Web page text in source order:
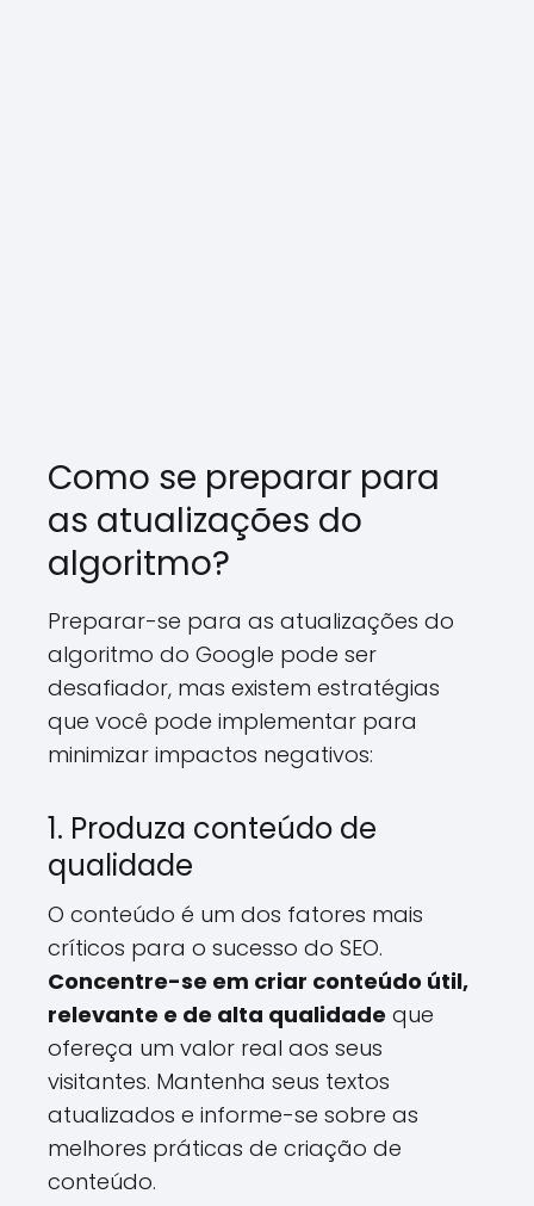
Como se preparar para
as atualizações do
algoritmo?
Preparar-se para as atualizações do
algoritmo do Google pode ser
desafiador, mas existem estratégias
que você pode implementar para
minimizar impactos negativos:
1. Produza conteúdo de
qualidade
O conteúdo é um dos fatores mais
críticos para o sucesso do SEO.
Concentre-se em criar conteúdo útil,
relevante e de alta qualidade que
ofereça um valor real aos seus
visitantes. Mantenha seus textos
atualizados e informe-se sobre as
melhores práticas de criação de
conteúdo.